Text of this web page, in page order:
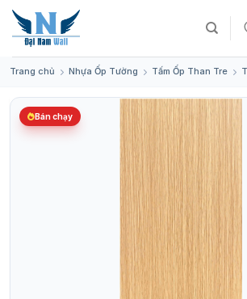
Skip
content
Trang chủ Nhựa Ốp Tường Tấm Ốp Than Tre
Bán chạy